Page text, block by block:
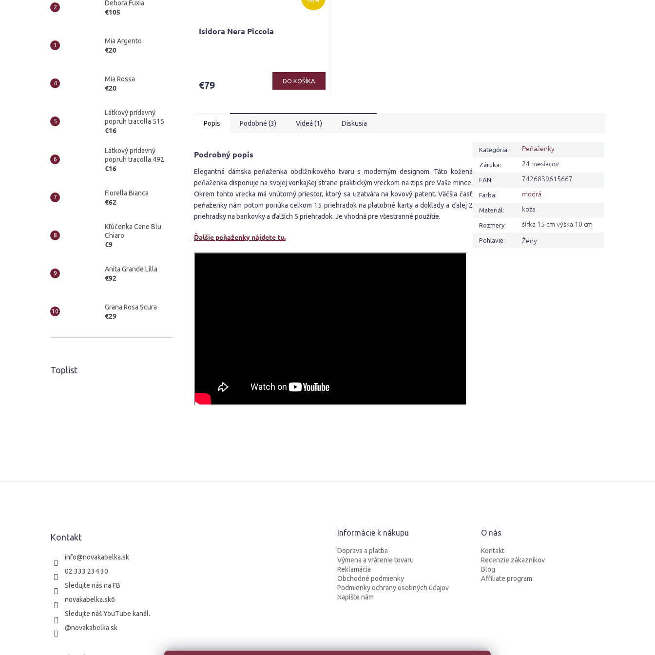
Debora Fuxia
€105
Mia Argento
€20
Mia Rossa
€20
Látkový prídavný
popruh tracolla 515
€16
Látkový prídavný
popruh tracolla 492
€16
Fiorella Bianca
€62
Kľúčenka Cane Blu
Chiaro
€9
Anita Grande Lilla
€92
Grana Rosa Scura
€29
Toplist
Isidora Nera Piccola
je
hviezdičiek.
€79 DO KOŠÍKA
Popis Podobné (3) Videá (1) Diskusia
Podrobný popis
Elegantná dámska peňaženka obdĺžnikového tvaru s moderným designom. Táto kožená
peňaženka disponuje na svojej vonkajšej strane praktickým vreckom na zips pre Vaše mince.
Okrem tohto vrecka má vnútorný priestor, ktorý sa uzatvára na kovový patent. Väčšia časť
peňaženky nám potom ponúka celkom 15 priehradok na platobné karty a doklady a ďalej 2
priehradky na bankovky a ďalších 5 priehradok. Je vhodná pre všestranné použitie.
Ďalšie peňaženky nájdete tu.
Kategória: Peňaženky
Záruka: 24 mesiacov
EAN: 7426839615667
Farba: modrá
Materiál: koža
Rozmery: šírka 15 cm výška 10 cm
Pohlavie: Ženy
Kontakt
info@novakabelka.sk
02 333 234 30
Sledujte nás na FB
novakabelka.sk6
Sledujte náš YouTube kanál.
@novakabelka.sk
Informácie k nákupu
Doprava a platba
Výmena a vrátenie tovaru
Reklamácia
Obchodné podmienky
Podmienky ochrany osobných údajov
Napíšte nám
O nás
Kontakt
Recenzie zákazníkov
Blog
Affiliate program